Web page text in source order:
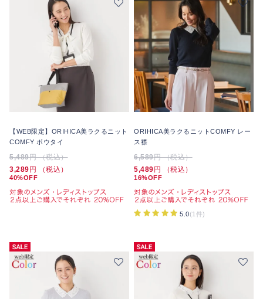
【WEB限定】ORIHICA美ラクるニット
COMFY ボウタイ
5,489円 （税込）
3,289 円 （税込）
40%OFF
ORIHICA美ラクるニットCOMFY レー
ス襟
6,589円 （税込）
5,489 円 （税込）
16%OFF
5.0(1件)